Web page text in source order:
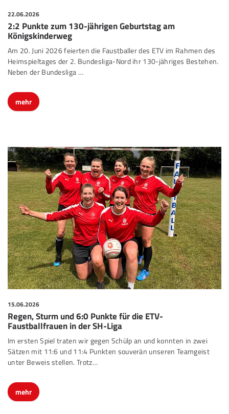
22.06.2026
2:2 Punkte zum 130-jährigen Geburtstag am
Königskinderweg
Am 20. Juni 2026 feierten die Faustballer des ETV im Rahmen des
Heimspieltages der 2. Bundesliga-Nord ihr 130-jähriges Bestehen.
Neben der Bundesliga …
mehr
15.06.2026
Regen, Sturm und 6:0 Punkte für die ETV-
Faustballfrauen in der SH-Liga
Im ersten Spiel traten wir gegen Schülp an und konnten in zwei
Sätzen mit 11:6 und 11:4 Punkten souverän unseren Teamgeist
unter Beweis stellen. Trotz…
mehr